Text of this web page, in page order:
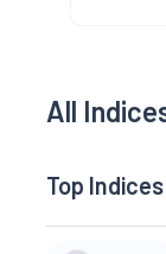
All
Top Indices